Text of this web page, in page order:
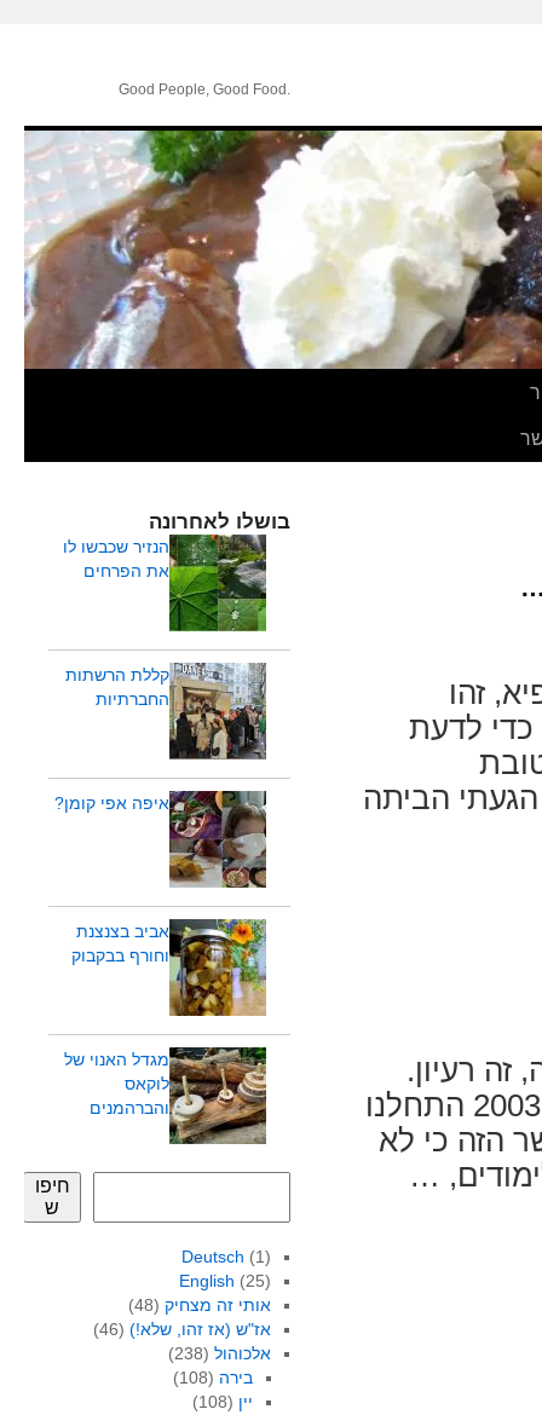
.Good People, Good Food
זהו
כדי לדעת
אחד הגעתי הביתה
רעיון.
בתקופת הלימודים בצפון בשנים שבין 2000 ל- 2003 התחלנו
הזה כי לא
…
בושלו לאחרונה
הנזיר שכבשו לו
את הפרחים
קללת הרשתות
החברתיות
איפה אפי קומן?
אביב בצנצנת
וחורף בבקבוק
מגדל האנוי של
לוקאס
והברהמנים
חיפו
ש
Deutsch (1)
English (25)
אותי זה מצחיק(48)
אז"ש (אז זהו, שלא!)(46)
אלכוהול(238)
בירה (108)
יין (108)